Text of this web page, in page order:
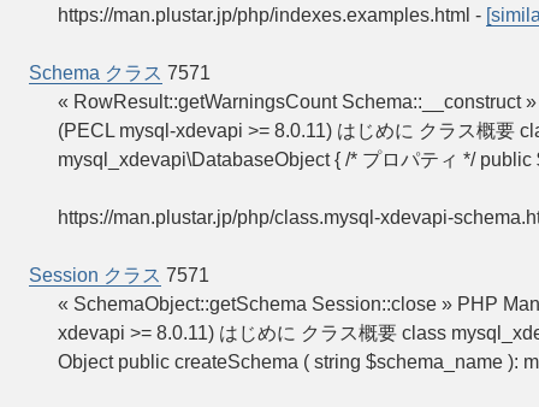
https://man.plustar.jp/php/indexes.examples.html -
Schema クラス 7571
« RowResult::getWarningsCount Schema::__construct
(PECL mysql-xdevapi >= 8.0.11) はじめに クラス概要
mysql_xdevapi\DatabaseObject { /* プロパティ */
https://man.plustar.jp/php/class.mysql-xdevapi-
Session クラス 7571
« SchemaObject::getSchema Session::close » PHP
xdevapi >= 8.0.11) はじめに クラス概要 class
Object public createSchema ( string $schema_name ):